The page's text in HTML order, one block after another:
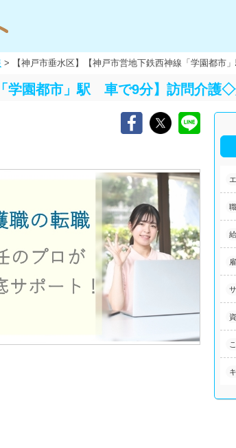
> 【神戸市垂水区】【神戸市営地下鉄西神線「学園都
学園都市」駅 車で9分】訪問介護